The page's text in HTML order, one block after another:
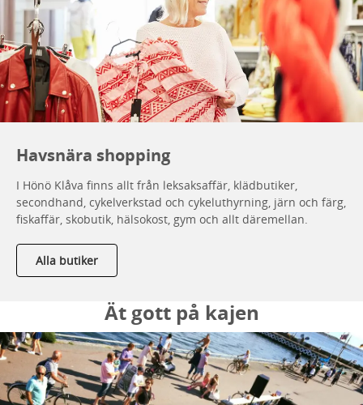
Havsnära shopping
I Hönö Klåva finns allt från leksaksaffär, klädbutiker,
secondhand, cykelverkstad och cykeluthyrning, järn och färg,
fiskaffär, skobutik, hälsokost, gym och allt däremellan.
Alla butiker
Ät gott på kajen